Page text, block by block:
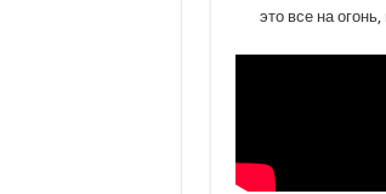
это все на